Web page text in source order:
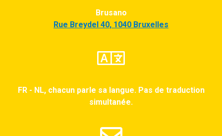
Brusano
Rue Breydel 40, 1040 Bruxelles
FR - NL, chacun parle sa langue. Pas de traduction
simultanée.